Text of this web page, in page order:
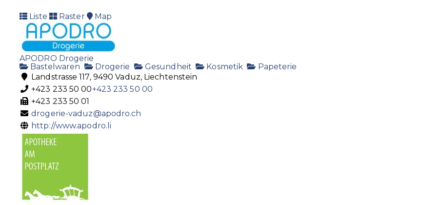
Liste Raster Map
APODRO Drogerie
Bastelwaren
Drogerie Gesundheit Kosmetik
Papeterie
Landstrasse 117, 9490 Vaduz, Liechtenstein
+423 233 50 00+423 233 50 00
+423 233 50 01
drogerie-vaduz@apodro.ch
http://www.apodro.li